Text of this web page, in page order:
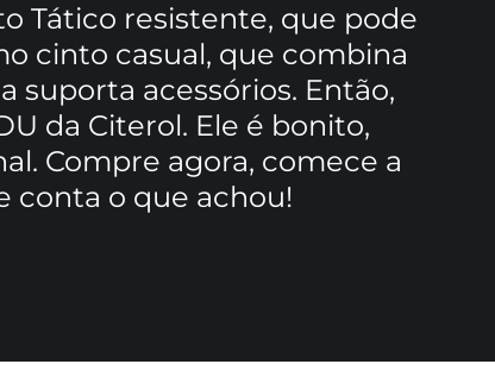
Tático resistente, que pode
cinto casual, que combina
suporta acessórios. Então,
da Citerol. Ele é bonito,
Compre agora, comece a
conta o que achou!